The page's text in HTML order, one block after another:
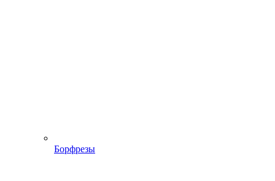
Борфрезы